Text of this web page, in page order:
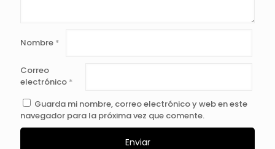
Nombre *
Correo
electrónico *
Guarda mi nombre, correo electrónico y web en este
navegador para la próxima vez que comente.